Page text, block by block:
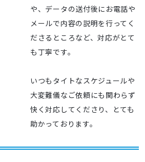
や、データの送付後にお電話や
メールで内容の説明を行ってく
ださるところなど、対応がとて
も丁寧です。
いつもタイトなスケジュールや
大変難儀なご依頼にも関わらず
快く対応してくださり、とても
助かっております。